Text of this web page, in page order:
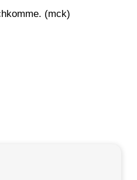
(mck)